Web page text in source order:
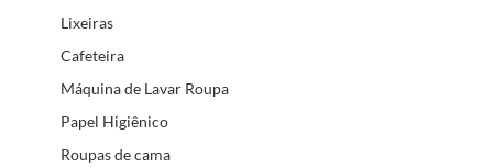
Lixeiras
Cafeteira
Máquina de Lavar Roupa
Papel Higiênico
Roupas de cama